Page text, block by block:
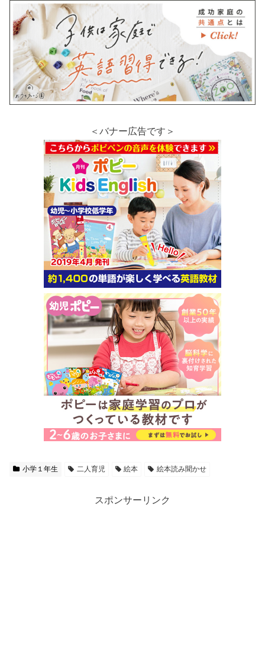
＜バナー広告です＞
小学１年生 二人育児 絵本 絵本読み聞かせ
スポンサーリンク